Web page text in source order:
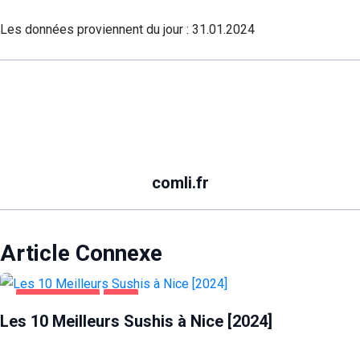
Les données proviennent du jour : 31.01.2024
comli.fr
Article Connexe
Les 10 Meilleurs Sushis à Nice [2024]